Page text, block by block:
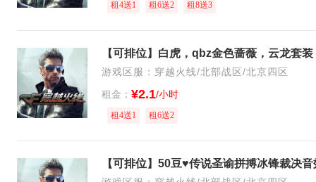
租4送1 租6送2 租8送3
游戏区服：穿越火线/北部战区/北京四区
租金： ¥2.1/小时
租4送1 租6送2